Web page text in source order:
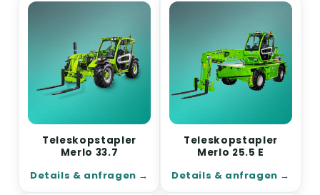
Teleskopstapler
Merlo 33.7
Details & anfragen
Teleskopstapler
Merlo 25.5 E
Details & anfragen